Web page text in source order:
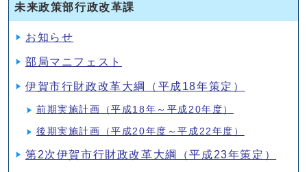
未来政策部行政改革課
お知らせ
部局マニフェスト
伊賀市行財政改革大綱（平成18年策定）
前期実施計画（平成18年～平成20年度）
後期実施計画（平成20年度～平成22年度）
第2次伊賀市行財政改革大綱（平成23年策定）